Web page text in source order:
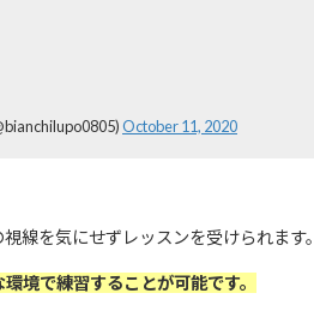
October 11, 2020
線を気にせずレッスンを受けられます。
境で練習することが可能です。